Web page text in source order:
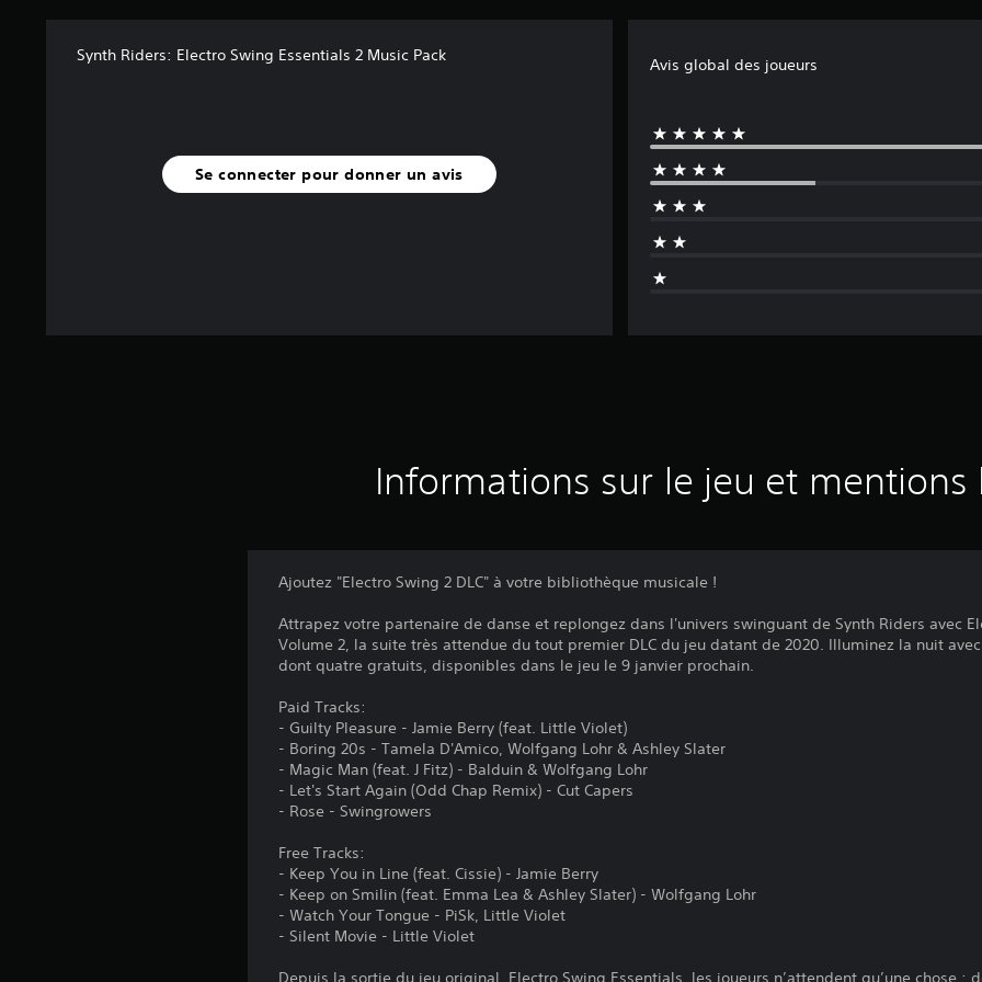
Synth Riders: Electro Swing Essentials 2 Music Pack
Se connecter pour donner un avis
Avis global des joueurs
Informations sur le jeu et mentions
Ajoutez "Electro Swing 2 DLC" à votre bibliothèque musicale !
Attrapez votre partenaire de danse et replongez dans l'univers swinguant de Synth Riders avec
Volume 2, la suite très attendue du tout premier DLC du jeu datant de 2020. Illuminez la nuit
dont quatre gratuits, disponibles dans le jeu le 9 janvier prochain.
Paid Tracks:
- Guilty Pleasure - Jamie Berry (feat. Little Violet)
- Boring 20s - Tamela D'Amico, Wolfgang Lohr & Ashley Slater
- Magic Man (feat. J Fitz) - Balduin & Wolfgang Lohr
- Let's Start Again (Odd Chap Remix) - Cut Capers
- Rose - Swingrowers
Free Tracks:
- Keep You in Line (feat. Cissie) - Jamie Berry
- Keep on Smilin (feat. Emma Lea & Ashley Slater) - Wolfgang Lohr
- Watch Your Tongue - PiSk, Little Violet
- Silent Movie - Little Violet
Depuis la sortie du jeu original, Electro Swing Essentials, les joueurs n’attendent qu’une chose :